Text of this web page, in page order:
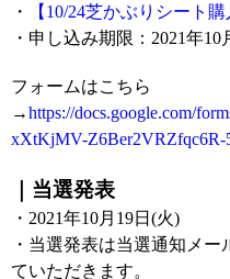
・ 【10/24芝かぶりシート購
・申し込み期限：2021年10
フォームはこちら
→https://docs.google.com/
xXtKjMV-Z6Ber2VRZfqc6R-
｜当選発表
・2021年10月19日(火)
・当選発表は当選通知メ
ていただきます。